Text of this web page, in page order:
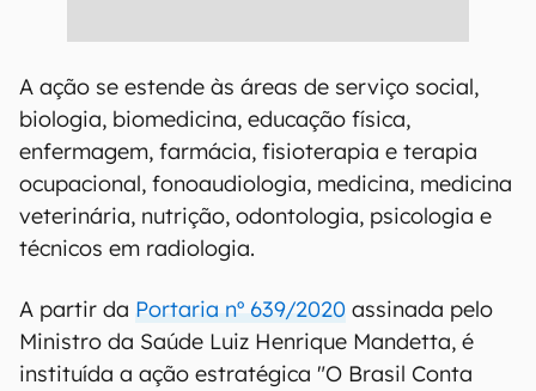
A ação se estende às áreas de serviço social,
biologia, biomedicina, educação física,
enfermagem, farmácia, fisioterapia e terapia
ocupacional, fonoaudiologia, medicina, medicina
veterinária, nutrição, odontologia, psicologia e
técnicos em radiologia.
A partir da Portaria nº 639/2020 assinada pelo
Ministro da Saúde Luiz Henrique Mandetta, é
instituída a ação estratégica "O Brasil Conta